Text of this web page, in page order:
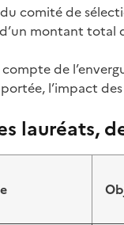
comité de
montant total
compte de
l’impact
lauréats,